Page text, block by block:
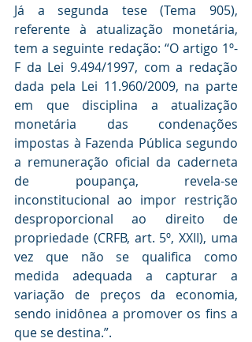
Já a segunda tese (Tema 905),
referente à atualização monetária,
tem a seguinte redação: “O artigo 1º-
F da Lei 9.494/1997, com a redação
dada pela Lei 11.960/2009, na parte
em que disciplina a atualização
monetária das condenações
impostas à Fazenda Pública segundo
a remuneração oficial da caderneta
de poupança, revela-se
inconstitucional ao impor restrição
desproporcional ao direito de
propriedade (CRFB, art. 5º, XXII), uma
vez que não se qualifica como
medida adequada a capturar a
variação de preços da economia,
sendo inidônea a promover os fins a
que se destina.”.